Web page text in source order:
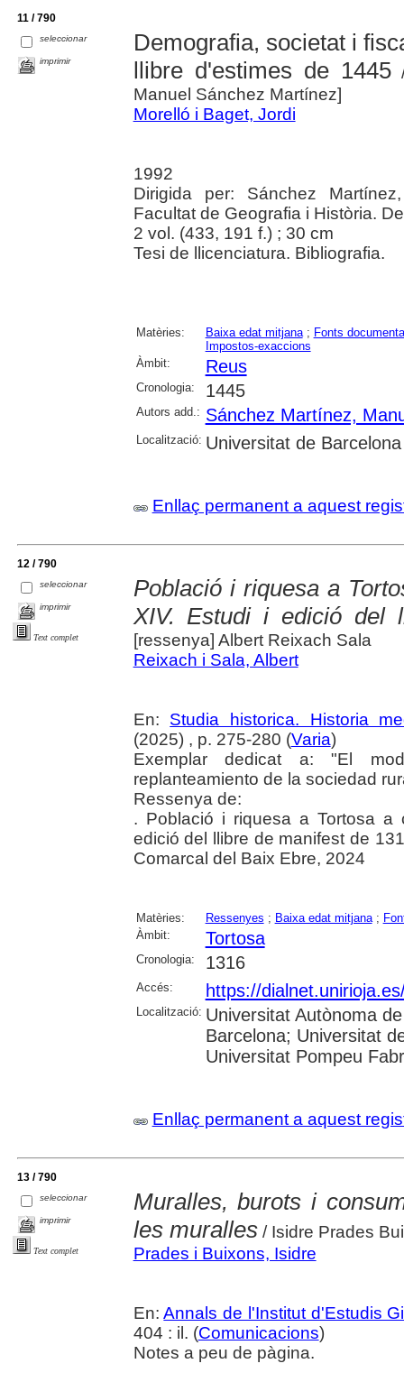
11 / 790
seleccionar
imprimir
Demografia, societat i
llibre d'estimes de 1445/
Manuel Sánchez Martínez]
Morelló i Baget, Jordi
1992
Dirigida per: Sánchez
Facultat de Geografia i Història.
2 vol. (433, 191 f.) ; 30 cm
Tesi de llicenciatura. Bibliografia.
Matèries: Baixa edat mitjana; Fonts
Impostos-exaccions
Àmbit:
Reus
Cronologia: 1445
Autors add.: Sánchez Martínez,
Localització: Universitat de Barcelona
Enllaç permanent a aquest
12 / 790
seleccionar
imprimir
Text complet
Població i riquesa a
XIV. Estudi i edició del
[ressenya] Albert Reixach Sala
Reixach i Sala, Albert
En: Studia historica. Historia
(2025) , p. 275-280 (Varia)
Exemplar dedicat a: "El
replanteamiento de la sociedad
Ressenya de:
. Població i riquesa a Tortosa a
edició del llibre de manifest de
Comarcal del Baix Ebre, 2024
Matèries: Ressenyes ; Baixa edat mitjana;
Àmbit:
Tortosa
Cronologia: 1316
Accés: https://
Localització: Universitat Autònoma
Barcelona; Universitat
Universitat Pompeu
Enllaç permanent a aquest
13 / 790
seleccionar
imprimir
Text complet
Muralles, burots i
les muralles/ Isidre Prades
Prades i Buixons, Isidre
En:Annals de l'Institut d'Estudis
404 : il. (Comunicacions)
Notes a peu de pàgina.